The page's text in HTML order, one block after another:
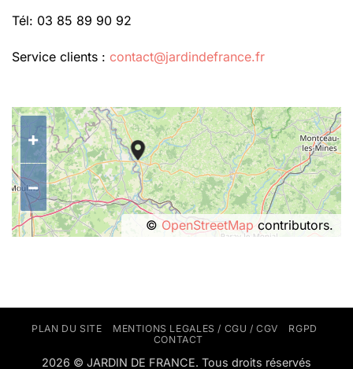
Tél: 03 85 89 90 92
Service clients : contact@jardindefrance.fr
+
−
©OpenStreetMapcontributors.
PLAN DU SITE MENTIONS LEGALES / CGU / CGV
RGPD
CONTACT
2026 © JARDIN DE FRANCE. Tous droits réservés